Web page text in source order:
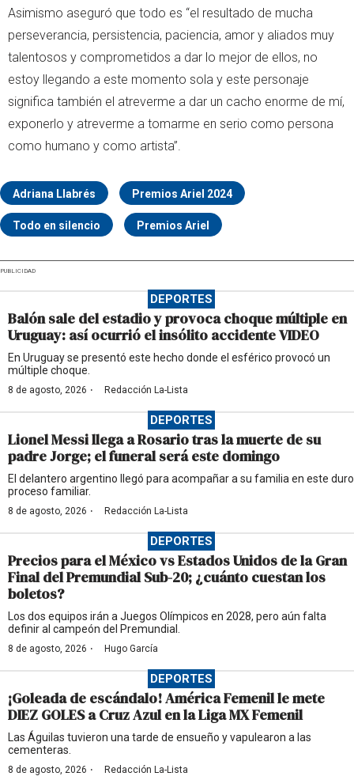
Asimismo aseguró que todo es “el resultado de mucha
perseverancia, persistencia, paciencia, amor y aliados muy
talentosos y comprometidos a dar lo mejor de ellos, no
estoy llegando a este momento sola y este personaje
significa también el atreverme a dar un cacho enorme de mí,
exponerlo y atreverme a tomarme en serio como persona
como humano y como artista”.
Adriana Llabrés Premios Ariel 2024
Todo en silencio Premios Ariel
PUBLICIDAD
DEPORTES
Balón sale del estadio y provoca choque múltiple en
Uruguay: así ocurrió el insólito accidente VIDEO
En Uruguay se presentó este hecho donde el esférico provocó un
múltiple choque.
8 de agosto, 2026 · Redacción La-Lista
DEPORTES
Lionel Messi llega a Rosario tras la muerte de su
padre Jorge; el funeral será este domingo
El delantero argentino llegó para acompañar a su familia en este duro
proceso familiar.
8 de agosto, 2026 · Redacción La-Lista
DEPORTES
Precios para el México vs Estados Unidos de la Gran
Final del Premundial Sub-20; ¿cuánto cuestan los
boletos?
Los dos equipos irán a Juegos Olímpicos en 2028, pero aún falta
definir al campeón del Premundial.
8 de agosto, 2026 · Hugo García
DEPORTES
¡Goleada de escándalo! América Femenil le mete
DIEZ GOLES a Cruz Azul en la Liga MX Femenil
Las Águilas tuvieron una tarde de ensueño y vapulearon a las
cementeras.
8 de agosto, 2026 · Redacción La-Lista